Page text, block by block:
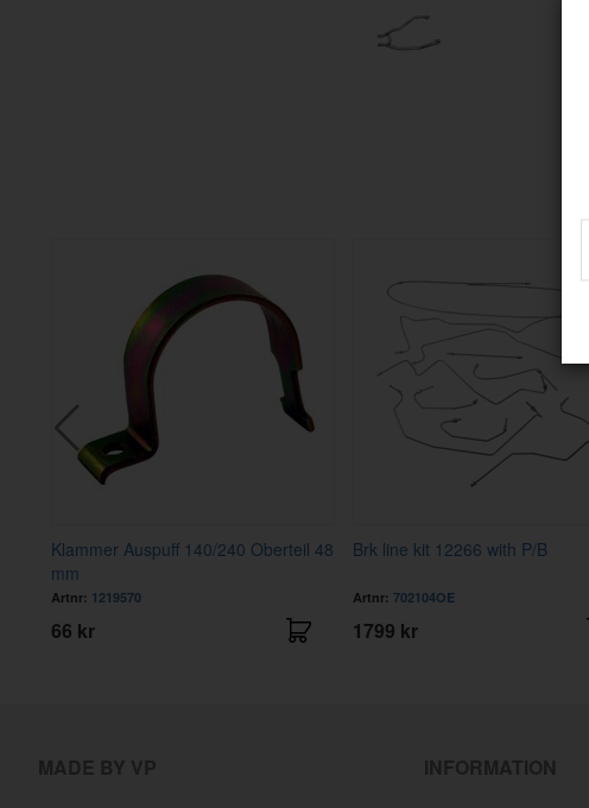
Klammer Auspuff 140/240 Oberteil 48
mm
Artnr: 1219570
66 kr
Brk line kit 12266 with P/B
Artnr: 702104OE
1799 kr